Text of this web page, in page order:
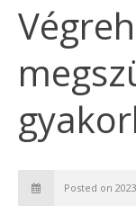
Posted on